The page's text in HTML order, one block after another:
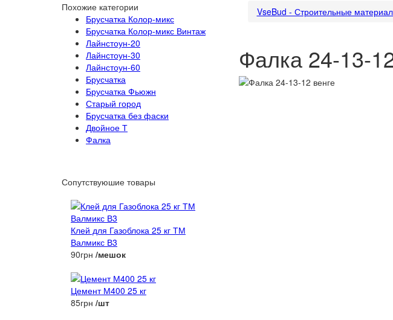
Похожие категории
Брусчатка Колор-микс
Брусчатка Колор-микс Винтаж
Лайнстоун-20
Лайнстоун-30
Лайнстоун-60
Брусчатка
Брусчатка Фьюжн
Старый город
Брусчатка без фаски
Двойное Т
Фалка
Сопутствуюшие товары
Клей для Газоблока 25 кг ТМ
Валмикс В3
90грн /мешок
Цемент М400 25 кг
85грн /шт
VseBud - Строительные
Фалка 24-13-